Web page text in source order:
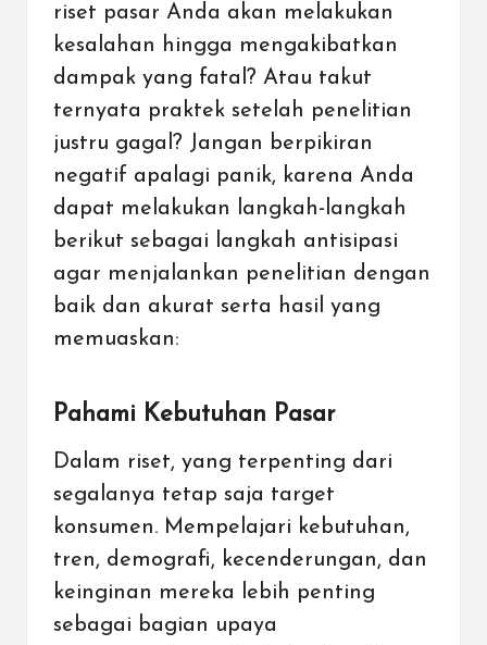
riset pasar Anda akan melakukan
kesalahan hingga mengakibatkan
dampak yang fatal? Atau takut
ternyata praktek setelah penelitian
justru gagal? Jangan berpikiran
negatif apalagi panik, karena Anda
dapat melakukan langkah-langkah
berikut sebagai langkah antisipasi
agar menjalankan penelitian dengan
baik dan akurat serta hasil yang
memuaskan:
Pahami Kebutuhan Pasar
Dalam riset, yang terpenting dari
segalanya tetap saja target
konsumen. Mempelajari kebutuhan,
tren, demografi, kecenderungan, dan
keinginan mereka lebih penting
sebagai bagian upaya